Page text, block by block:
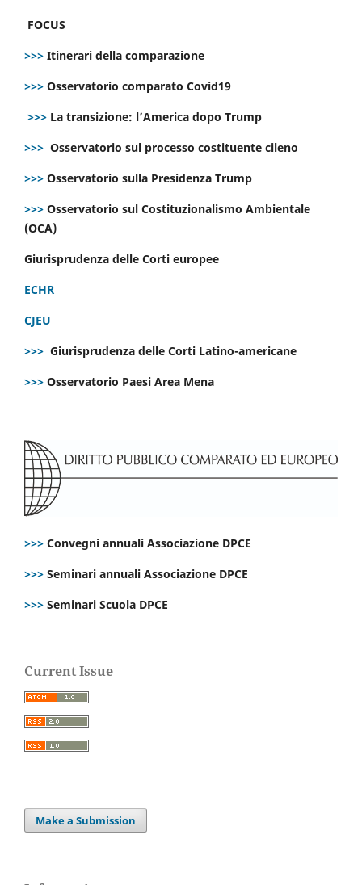
FOCUS
>>> Itinerari della comparazione
>>> Osservatorio comparato Covid19
>>> La transizione: l’America dopo Trump
>>> Osservatorio sul processo costituente cileno
>>> Osservatorio sulla Presidenza Trump
>>> Osservatorio sul Costituzionalismo Ambientale
(OCA)
Giurisprudenza delle Corti europee
ECHR
CJEU
>>> Giurisprudenza delle Corti Latino-americane
>>> Osservatorio Paesi Area Mena
>>> Convegni annuali Associazione DPCE
>>> Seminari annuali Associazione DPCE
>>> Seminari Scuola DPCE
Current Issue
Make a Submission